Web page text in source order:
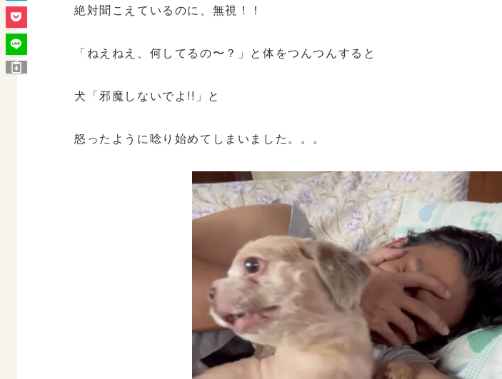
絶対聞こえているのに、無視！！
「ねえねえ、何してるの〜？」と体をつんつんすると
犬「邪魔しないでよ!!」と
怒ったように唸り始めてしまいました。。。